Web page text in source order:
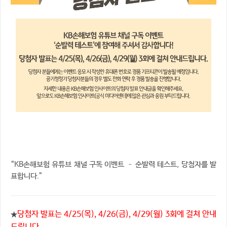
“KB손해보험 유튜브 채널 구독 이벤트 – 순발력 테스트, 당첨자를 발
표합니다.”
★당첨자 발표는 4/25(목), 4/26(금), 4/29(월) 3회에 걸쳐 안내